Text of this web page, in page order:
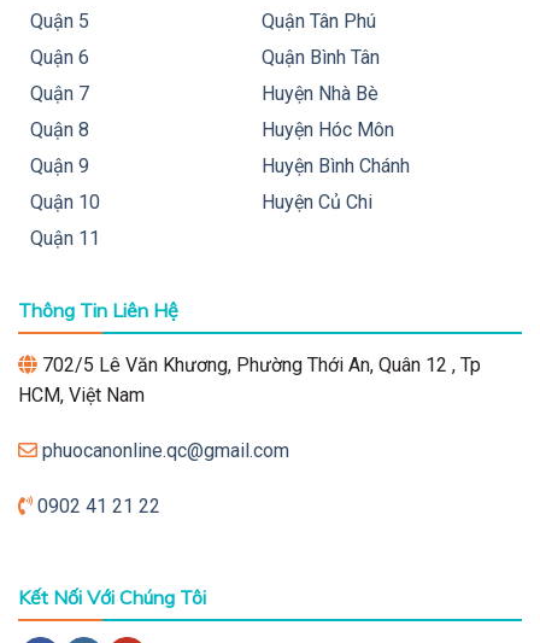
Quận 5
Quận 6
Quận 7
Quận 8
Quận 9
Quận 10
Quận 11
Quận Tân Phú
Quận Bình Tân
Huyện Nhà Bè
Huyện Hóc Môn
Huyện Bình Chánh
Huyện Củ Chi
Thông Tin Liên Hệ
702/5 Lê Văn Khương, Phường Thới An, Quân 12 , Tp
HCM, Việt Nam
phuocanonline.qc@gmail.com
0902 41 21 22
Kết Nối Với Chúng Tôi